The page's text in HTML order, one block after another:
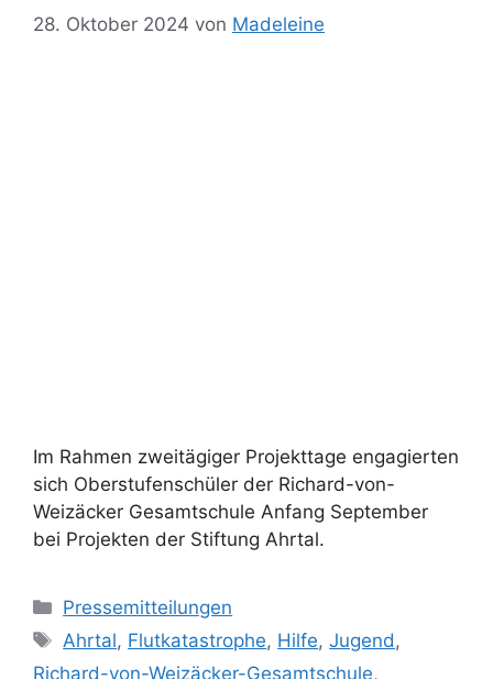
28. Oktober 2024 von Madeleine
Im Rahmen zweitägiger Projekttage engagierten
sich Oberstufenschüler der Richard-von-
Weizäcker Gesamtschule Anfang September
bei Projekten der Stiftung Ahrtal.
Pressemitteilungen
Ahrtal, Flutkatastrophe, Hilfe,Jugend ,
Richard-von-Weizäcker-Gesamtschule,